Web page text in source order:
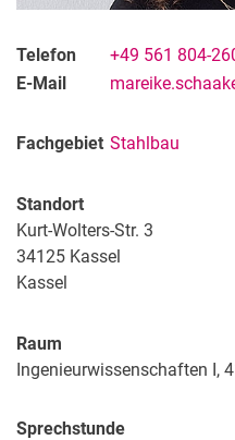
Telefon
+49 561 804-
E-Mail
Fachgebiet Stahlbau
Standort
Kurt-Wolters-Str. 3
34125 Kassel
Kassel
Raum
Ingenieurwissenschaften I,
Sprechstunde